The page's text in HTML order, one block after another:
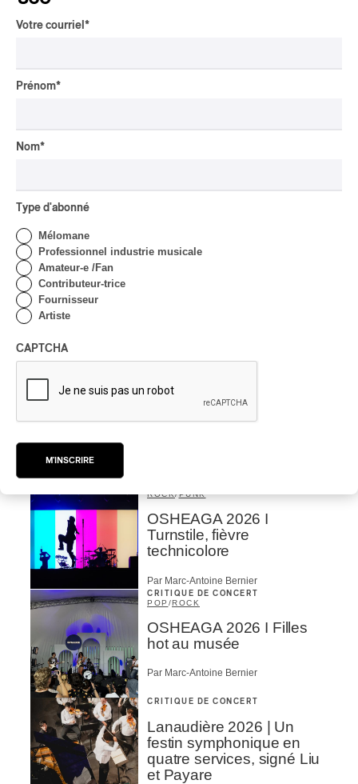
OSHEAGA 2026 | Lorde
OSHEAGA 2026 I Clipse
Par Stephan Boissonneault
Par Stephan Boissonneault
ROCK
OSHEAGA 2026 I Viagra
Boys au centre d’un
ROCK/PUNK
OSHEAGA 2026 I
Turnstile, fièvre
technicolore
Par Marc-Antoine Bernier
CRITIQUE DE CONCERT
POP /ROCK
OSHEAGA 2026 I Filles
hot au musée
Par Marc-Antoine Bernier
CRITIQUE DE CONCERT
Lanaudière 2026 | Un
festin symphonique en
quatre services, signé Liu
et Payare
Votre courriel *
Prénom*
Nom*
Type d'abonné
Mélomane
Professionnel industrie musicale
Amateur-e /Fan
Contributeur-trice
Fournisseur
Artiste
CAPTCHA
M'INSCRIRE